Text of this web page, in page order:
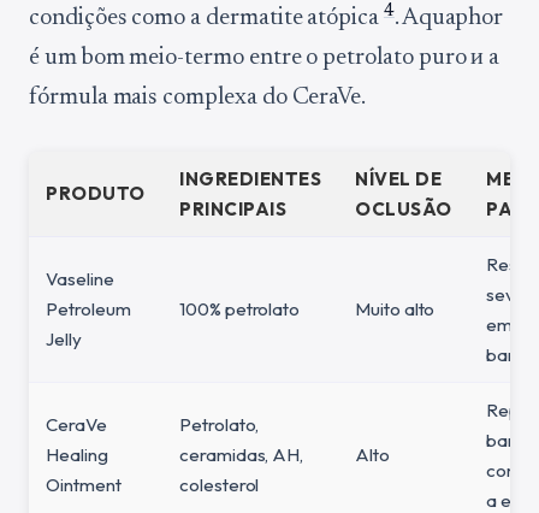
condições como a dermatite atópica 4. Aquaphor
é um bom meio-termo entre o petrolato puro и a
fórmula mais complexa do CeraVe.
PRODUTO
INGREDIENTES
PRINCIPAIS
NÍVEL DE
OCLUSÃO
PARA
Vaseline
Petroleum
Jelly
100% petrolato Muito alto
CeraVe
Healing
Ointment
Petrolato,
ceramidas, AH,
colesterol
Alto
com
a